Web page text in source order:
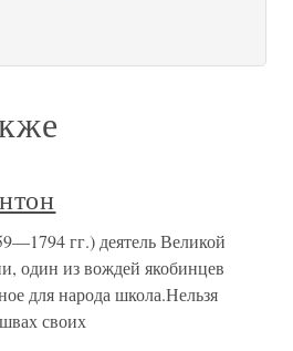
гг.) деятель Великой
один из вождей якобинцев
для народа школа.Нельзя
своих